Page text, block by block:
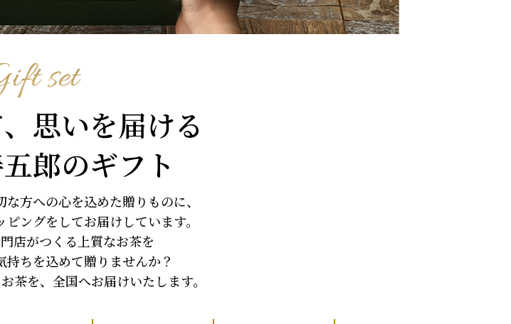
思いを届ける
郎のギフト
な方への心を込めた贈りものに、
ピングをしてお届けしています。
店がつくる上質なお茶を
持ちを込めて贈りませんか？
茶を、 全国へお届けいたします。